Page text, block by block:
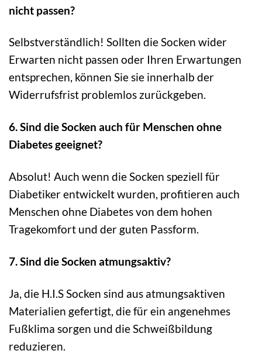
nicht passen?
Selbstverständlich! Sollten die Socken wider
Erwarten nicht passen oder Ihren Erwartungen
entsprechen, können Sie sie innerhalb der
Widerrufsfrist problemlos zurückgeben.
6. Sind die Socken auch für Menschen ohne
Diabetes geeignet?
Absolut! Auch wenn die Socken speziell für
Diabetiker entwickelt wurden, profitieren auch
Menschen ohne Diabetes von dem hohen
Tragekomfort und der guten Passform.
7. Sind die Socken atmungsaktiv?
Ja, die H.I.S Socken sind aus atmungsaktiven
Materialien gefertigt, die für ein angenehmes
Fußklima sorgen und die Schweißbildung
reduzieren.